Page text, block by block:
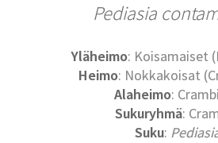
Pediasia
Yläheimo: Koisamaiset
Heimo: Nokkakoisat
Alaheimo:
Sukuryhmä:
Suku: